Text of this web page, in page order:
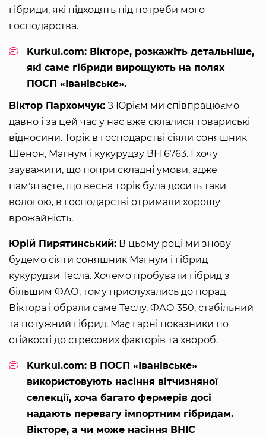
гібриди, які підходять під потреби мого
господарства.
Kurkul.com: Вікторе, розкажіть детальніше,
які саме гібриди вирощують на полях
ПОСП «Іванівське».
Віктор Пархомчук: З Юрієм ми співпрацюємо
давно і за цей час у нас вже склалися товариські
відносини. Торік в господарстві сіяли соняшник
Шенон, Магнум і кукурудзу ВН 6763. І хочу
зауважити, що попри складні умови, адже
памʼятаєте, що весна торік була досить таки
вологою, в господарстві отримали хорошу
врожайність.
Юрій Пирятинський: В цьому році ми знову
будемо сіяти соняшник Магнум і гібрид
кукурудзи Тесла. Хочемо пробувати гібрид з
більшим ФАО, тому прислухались до порад
Віктора і обрали саме Теслу. ФАО 350, стабільний
та потужний гібрид. Має гарні показники по
стійкості до стресових факторів та хвороб.
Kurkul.com: В ПОСП «Іванівське»
використовують насіння вітчизняної
селекції, хоча багато фермерів досі
надають перевагу імпортним гібридам.
Вікторе, а чи може насіння ВНІС